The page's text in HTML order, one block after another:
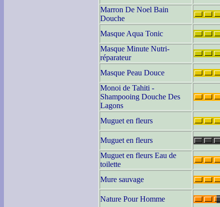
Marron De Noel Bain
Douche
Masque Aqua Tonic
Masque Minute Nutri-
réparateur
Masque Peau Douce
Monoi de Tahiti -
Shampooing Douche Des
Lagons
Muguet en fleurs
Muguet en fleurs
Muguet en fleurs Eau de
toilette
Mure sauvage
Nature Pour Homme